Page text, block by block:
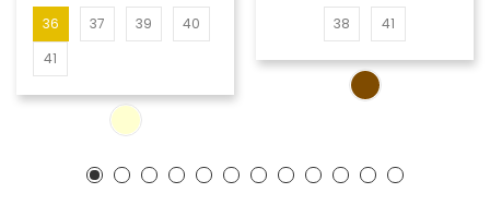
36 37 39
40
41
38 41